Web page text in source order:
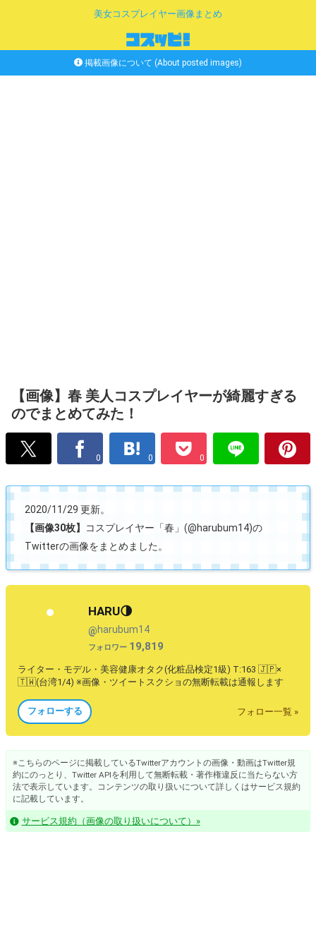
美女コスプレイヤー画像まとめ
掲載画像について (About posted images)
【画像】春 美人コスプレイヤーが綺麗すぎる
のでまとめてみた！
0 0 0
2020/11/29 更新。
【画像30枚】
コスプレイヤー「春」(@harubum14)の
Twitterの画像をまとめました。
HARU🌗
@harubum14
フォロワー 19,819
ライター・モデル・美容健康オタク(化粧品検定1級) T:163 🇯🇵×
🇹🇼(台湾1/4) ※画像・ツイートスクショの無断転載は通報します
フォローする フォロー一覧 »
※こちらのページに掲載しているTwitterアカウントの画像・動画はTwitter規
約にのっとり、Twitter APIを利用して無断転載・著作権違反に当たらない方
法で表示しています。コンテンツの取り扱いについて詳しくはサービス規約
に記載しています。
サービス規約（画像の取り扱いについて）»